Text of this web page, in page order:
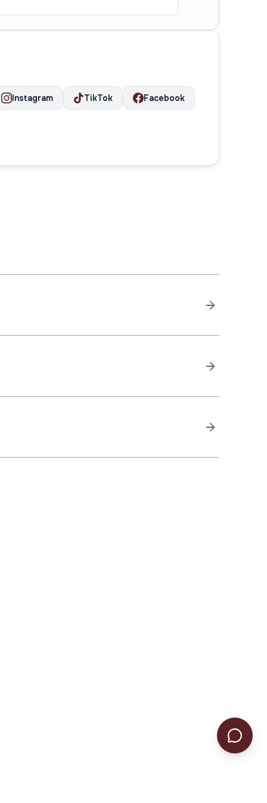
Instagram TikTok Facebook